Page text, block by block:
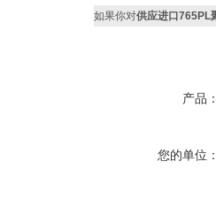
如果你对供应进口765PL
产品
您的单位